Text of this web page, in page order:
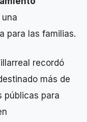
para las familias.
recordó
más de
públicas para